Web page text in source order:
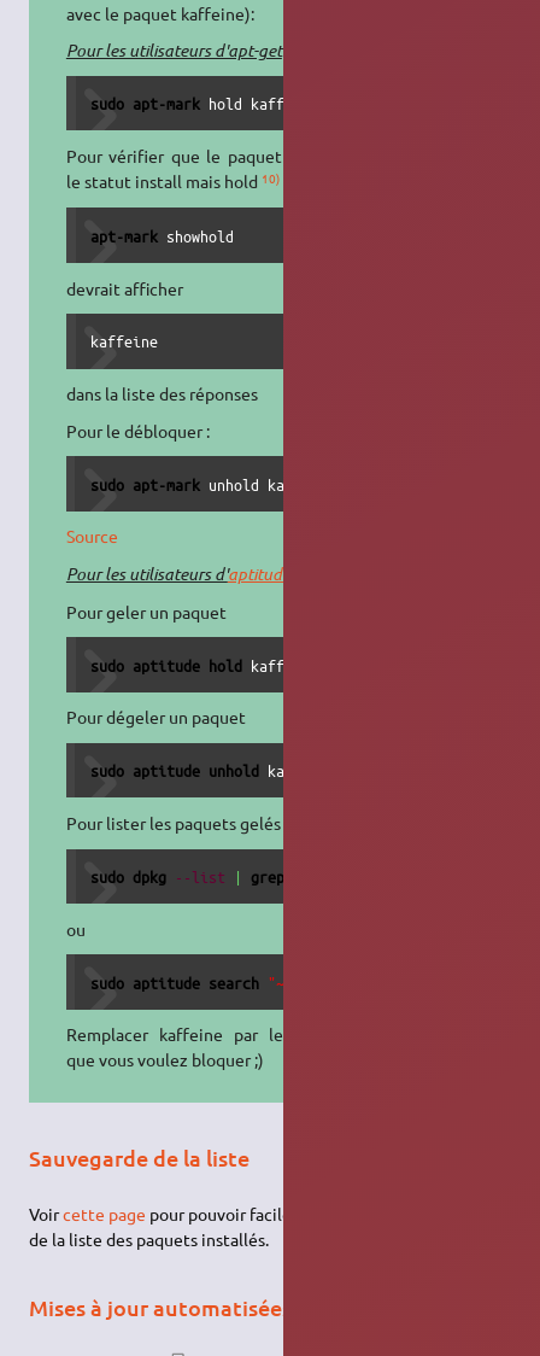
avec le paquet kaffeine):
Pour les utilisateurs d'apt-get:
sudo apt-mark hold kaffeine
Pour vérifier que le paquet n'a plus
le statut install mais hold 10):
apt-mark showhold
devrait afficher
kaffeine
dans la liste des réponses
Pour le débloquer :
sudo apt-mark unhold kaffeine
Source
Pour les utilisateurs d'aptitude
Pour geler un paquet
sudo aptitude hold kaffeine
Pour dégeler un paquet
sudo aptitude unhold kaffeine
Pour lister les paquets gelés :
sudo dpkg --list | grep
ou
sudo aptitude search "~ahold"
Remplacer kaffeine par le paquet
que vous voulez bloquer ;)
Sauvegarde de la liste
Voircette page pour pouvoir facilement faire une sauvegarde
de la liste des paquets installés.
Mises à jour automatisées